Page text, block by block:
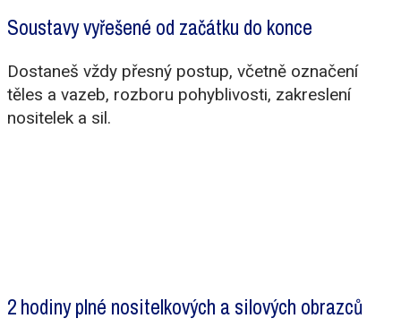
Soustavy vyřešené od začátku do konce
Dostaneš vždy přesný postup, včetně označení
těles a vazeb, rozboru pohyblivosti, zakreslení
nositelek a sil.
2 hodiny plné nositelkových a silových obrazců